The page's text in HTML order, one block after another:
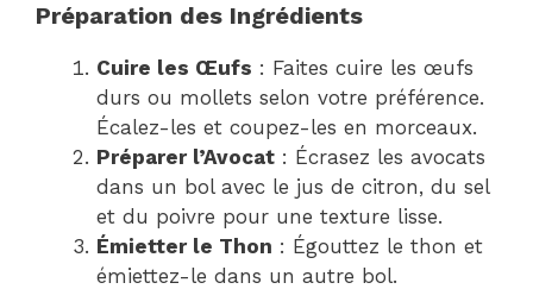
Préparation des Ingrédients
Cuire les Œufs : Faites cuire les œufs
durs ou mollets selon votre préférence.
Écalez-les et coupez-les en morceaux.
Préparer l’Avocat : Écrasez les avocats
dans un bol avec le jus de citron, du sel
et du poivre pour une texture lisse.
Émietter le Thon : Égouttez le thon et
émiettez-le dans un autre bol.